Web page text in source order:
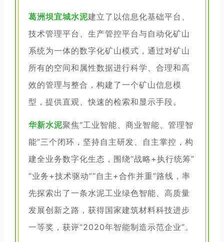
葛洲坝宜城水泥建立了以信息化基础平台、
技术管理平台、生产管控平台与自动化矿山
系统为一体的数字化矿山模式，通过对矿山
所有的空间和属性数据进行科学、合理和高
效的管理与整合，构建了一个矿山信息模
型，提供直观、快速的检索和显示手段。
华新水泥聚焦“工业智能、商业智能、管理智
能”三个闭环，坚持自主研发、自主掌控，构
建全业务数字化生态，围绕“战略+执行统筹”
“业务+技术驱动”“自主+合作并重”路线，率
先探索出了一条水泥工业绿色智能、高质量
发展创新之路，获得国家建筑材料科技进步
一等奖，获评“2020年智能制造示范企业”。